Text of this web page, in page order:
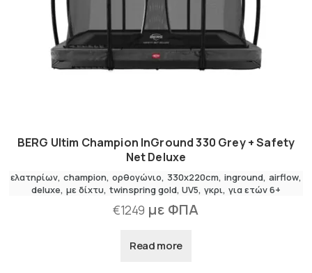
BERG Ultim Champion InGround 330 Grey + Safety
Net Deluxe
ελατηρίων champion ορθογώνιο 330x220cm inground airflow
deluxe, με δίχτυ twinspring gold UV5 γκρι για ετών 6+
€1249 με ΦΠΑ
Read more